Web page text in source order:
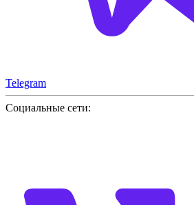
Telegram
Социальные сети: